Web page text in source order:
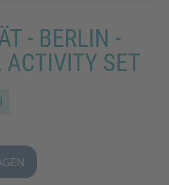
- BERLIN -
ACTIVITY SET